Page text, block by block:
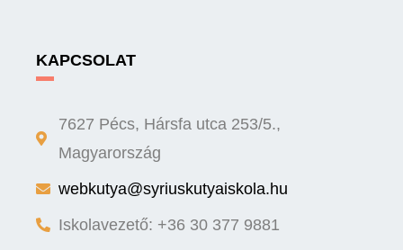
KAPCSOLAT
7627 Pécs, Hársfa utca 253/5.,
Magyarország
webkutya@syriuskutyaiskola.hu
Iskolavezető: +36 30 377 9881